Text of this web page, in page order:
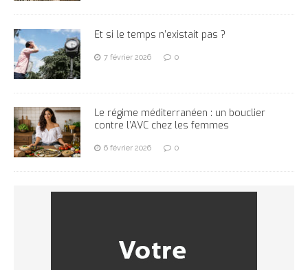
Et si le temps n’existait pas ?
7 février 2026 0
Le régime méditerranéen : un bouclier
contre l’AVC chez les femmes
6 février 2026 0